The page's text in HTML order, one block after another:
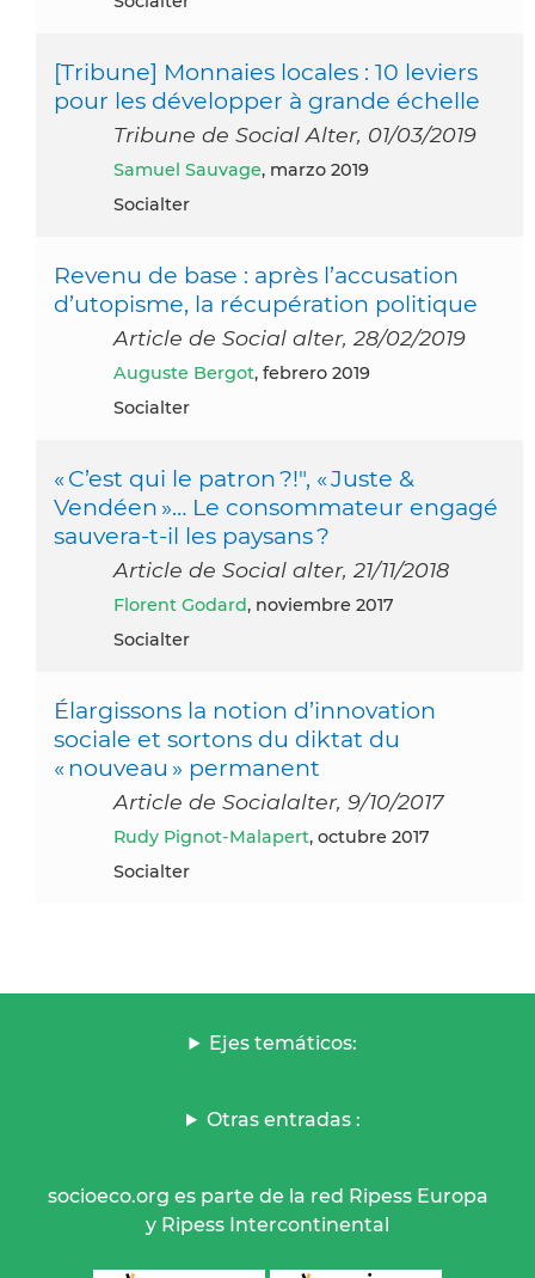
[Tribune] Monnaies locales : 10 leviers
pour les développer à grande échelle
Tribune de Social Alter, 01/03/2019
Samuel Sauvage, marzo 2019
Socialter
Revenu de base : après l’accusation
d’utopisme, la récupération politique
Article de Social alter, 28/02/2019
Auguste Bergot, febrero 2019
Socialter
« C’est qui le patron ?!", « Juste &
Vendéen »… Le consommateur engagé
sauvera-t-il les paysans ?
Article de Social alter, 21/11/2018
Florent Godard, noviembre 2017
Socialter
Élargissons la notion d’innovation
sociale et sortons du diktat du
« nouveau » permanent
Article de Socialalter, 9/10/2017
Rudy Pignot-Malapert, octubre 2017
Socialter
Ejes temáticos:
Otras entradas :
socioeco.org es parte de la red Ripess Europa
y Ripess Intercontinental